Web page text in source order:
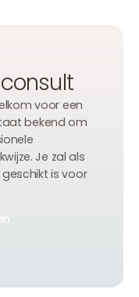
voor een
bekend om
Je zal als
is voor